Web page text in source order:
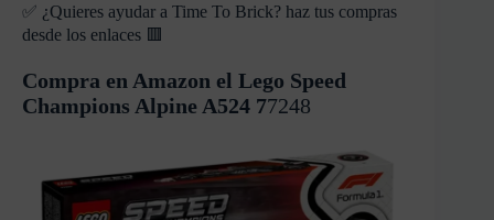
✅ ¿Quieres ayudar a Time To Brick? haz tus compras
desde los enlaces 🟥
Compra en Amazon el Lego Speed
Champions Alpine A524 77248